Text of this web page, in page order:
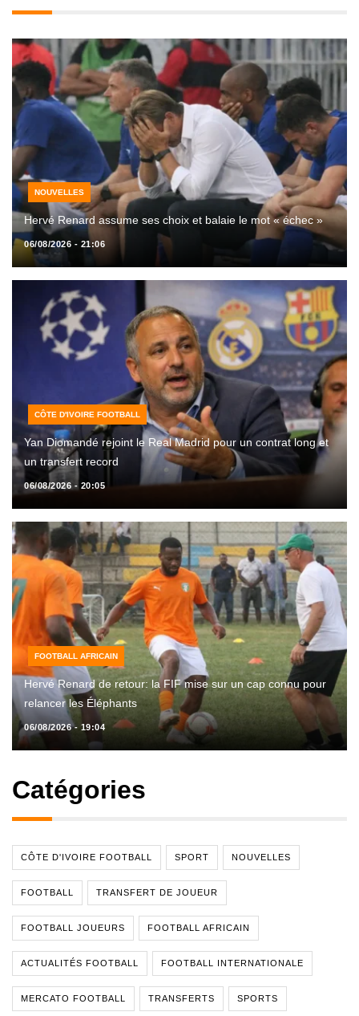
NOUVELLES
Hervé Renard assume ses choix et balaie le mot « échec »
06/08/2026 - 21:06
CÔTE D'IVOIRE FOOTBALL
Yan Diomandé rejoint le Real Madrid pour un contrat long et
un transfert record
06/08/2026 - 20:05
FOOTBALL AFRICAIN
Hervé Renard de retour: la FIF mise sur un cap connu pour
relancer les Éléphants
06/08/2026 - 19:04
Catégories
CÔTE D'IVOIRE FOOTBALL SPORT NOUVELLES
FOOTBALL TRANSFERT DE JOUEUR
FOOTBALL JOUEURS FOOTBALL AFRICAIN
ACTUALITÉS FOOTBALL FOOTBALL INTERNATIONALE
MERCATO FOOTBALL TRANSFERTS SPORTS